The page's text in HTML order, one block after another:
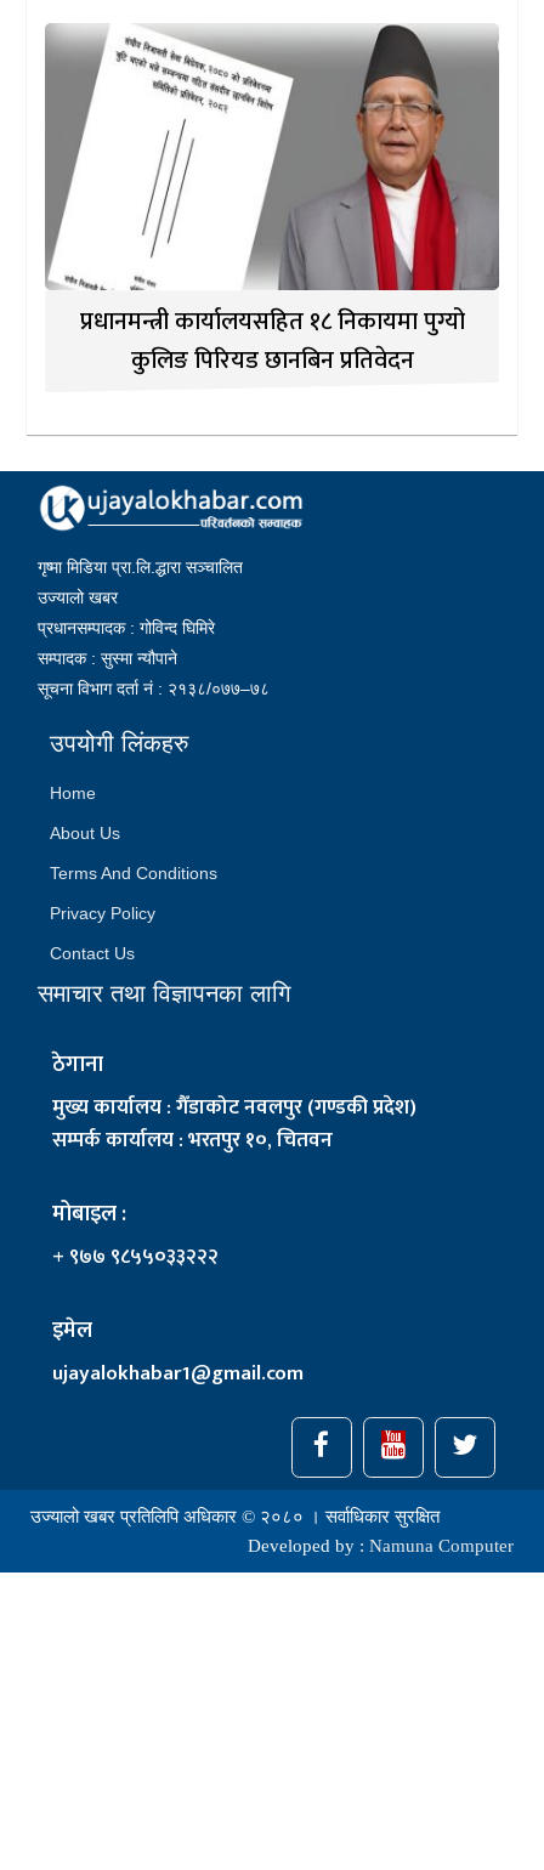
प्रधानमन्त्री कार्यालयसहित १८ निकायमा पुग्यो
कुलिङ पिरियड छानबिन प्रतिवेदन
गृष्मा मिडिया प्रा.लि.द्धारा सञ्चालित
उज्यालो खबर
प्रधानसम्पादक : गोविन्द घिमिरे
सम्पादक : सुस्मा न्यौपाने
सूचना विभाग दर्ता नं : २१३८/०७७–७८
उपयोगी लिंकहरु
Home
About Us
Terms And Conditions
Privacy Policy
Contact Us
समाचार तथा विज्ञापनका लागि
ठेगाना
मुख्य कार्यालय : गैँडाकोट नवलपुर (गण्डकी प्रदेश)
सम्पर्क कार्यालय : भरतपुर १०, चितवन
मोबाइल :
+ ९७७ ९८५५०३३२२२
इमेल
ujayalokhabar1@gmail.com
उज्यालो खबर प्रतिलिपि अधिकार © २०८० । सर्वाधिकार सुरक्षित
Developed by : Namuna Computer